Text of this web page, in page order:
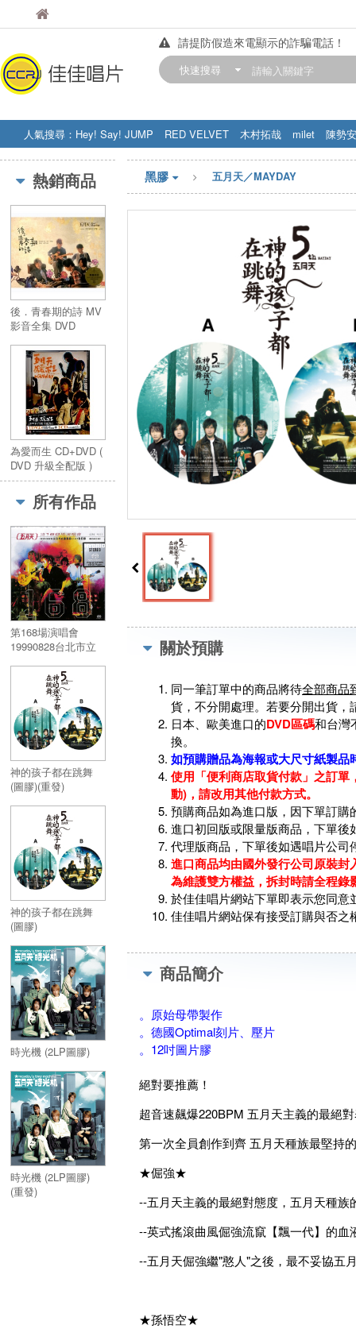
佳佳唱片
請提防假造來電顯示的詐騙電話！
【中華門市營業時間調整公告】
快速搜尋
人氣搜尋： Hey! Say! JUMP RED VELVET 木村拓哉 milet
陳勢安
STRAY KIDS
盧廣仲 周杰伦
熱銷商品
後．青春期的詩 MV
影音全集 DVD
為愛而生 CD+DVD (
DVD 升級全配版 )
所有作品
第168場演唱會
19990828台北市立
神的孩子都在跳舞
(圖膠)(重發)
神的孩子都在跳舞
(圖膠)
時光機 (2LP圖膠)
時光機 (2LP圖膠)
(重發)
黑膠 五月天／MAYDAY
關於預購
同一筆訂單中的商品將待全部商品
貨，不分開處理。若要分開出貨，
日本、歐美進口的DVD區碼和台灣
換。
如預購贈品為海報或大尺寸紙製
使用「便利商店取貨付款」之訂
動)，請改用其他付款方式。
預購商品如為進口版，因下單訂
進口初回版或限量版商品，下單
代理版商品，下單後如遇唱片公司
進口商品均由國外發行公司原裝
為維護雙方權益，拆封時請全程
於佳佳唱片網站下單即表示您同意
佳佳唱片網站保有接受訂購與否之
商品簡介
。原始母帶製作
。德國Optimal刻片、壓片
。12吋圖片膠
絕對要推薦！
超音速飆爆220BPM 五月天主義的最絕
第一次全員創作到齊 五月天種族最堅持
★倔強★
--五月天主義的最絕對態度，五月天種族
--英式搖滾曲風倔強流竄【飄一代】的
--五月天倔強繼"憨人"之後，最不妥協五
★孫悟空★